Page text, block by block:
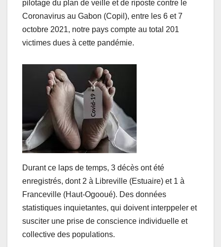
pilotage du plan de veille et de riposte contre le
Coronavirus au Gabon (Copil), entre les 6 et 7
octobre 2021, notre pays compte au total 201
victimes dues à cette pandémie.
Durant ce laps de temps, 3 décès ont été
enregistrés, dont 2 à Libreville (Estuaire) et 1 à
Franceville (Haut-Ogooué). Des données
statistiques inquietantes, qui doivent interppeler et
susciter une prise de conscience individuelle et
collective des populations.